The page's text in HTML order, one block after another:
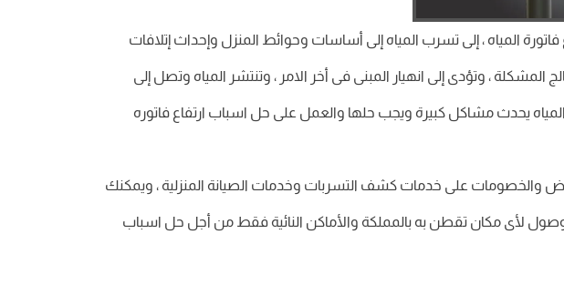
المياه ، إلى تسرب المياه إلى أساسات وحوائط المنزل وإحداث إتلافات
المشكلة ، وتؤدى إلى انهيار المبنى فى أخر الامر ، وتنتشر المياه وتصل إلى
المياه يحدث مشاكل كبيرة ويجب حلها والعمل على حل اسباب ارتفاع فاتوره
والخصومات على خدمات كشف التسربات وخدمات الصيانة المنزلية ، ويمكنك
لأى مكان تقطن به بالمملكة والأماكن النائية فقط من أجل حل اسباب